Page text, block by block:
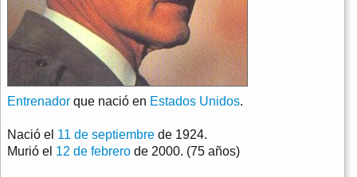
Entrenador que nació en Estados Unidos.
Nació el 11 de septiembre de 1924.
Murió el 12 de febrero de 2000. (75 años)